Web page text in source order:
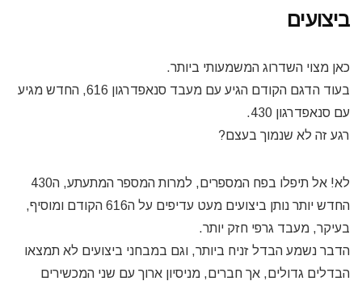
ביצועים
כאן מצוי השדרוג המשמעותי ביותר.
בעוד הדגם הקודם הגיע עם מעבד סנאפדרגון 616, החדש מגיע
עם סנאפדרגון 430.
רגע זה לא שנמוך בעצם?
לא! אל תיפלו בפח המספרים, למרות המספר המתעתע, ה430
החדש יותר נותן ביצועים מעט עדיפים על ה616 הקודם ומוסיף,
בעיקר, מעבד גרפי חזק יותר.
הדבר נשמע הבדל זניח ביותר, וגם במבחני ביצועים לא תמצאו
הבדלים גדולים, אך חברים, מניסיון ארוך עם שני המכשירים